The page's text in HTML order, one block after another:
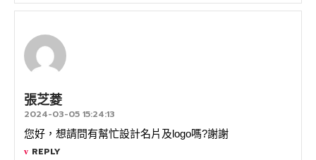
張芝菱
2024-03-05 15:24:13
您好，想請問有幫忙設計名片及logo嗎?謝謝
REPLY